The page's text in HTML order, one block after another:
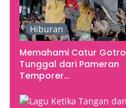
Hiburan
Memahami Catur Gotro
Tunggal dari Pameran
Temporer